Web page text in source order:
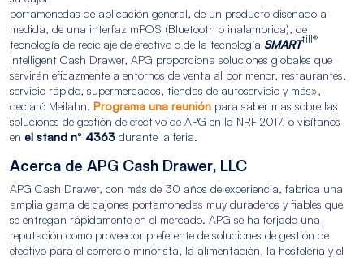
portamonedas de aplicación general, de un producto diseñado a
medida, de una interfaz mPOS (Bluetooth o inalámbrica), de
tecnología de reciclaje de efectivo o de la tecnología SMARTtill®
Intelligent Cash Drawer, APG proporciona soluciones globales que
servirán eficazmente a entornos de venta al por menor, restaurantes,
servicio rápido, supermercados, tiendas de autoservicio y más»,
declaró Meilahn. Programa una reunión para saber más sobre las
soluciones de gestión de efectivo de APG en la NRF 2017, o visítanos
en el stand nº 4363 durante la feria.
Acerca de APG Cash Drawer, LLC
APG Cash Drawer, con más de 30 años de experiencia, fabrica una
amplia gama de cajones portamonedas muy duraderos y fiables que
se entregan rápidamente en el mercado. APG se ha forjado una
reputación como proveedor preferente de soluciones de gestión de
efectivo para el comercio minorista, la alimentación, la hostelería y el